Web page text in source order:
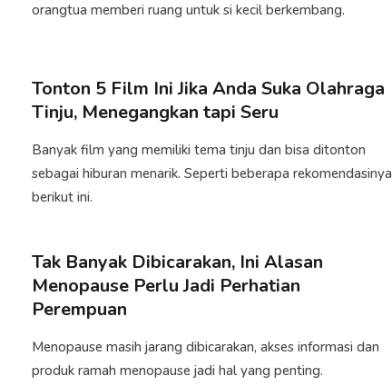
orangtua memberi ruang untuk si kecil berkembang.
Tonton 5 Film Ini Jika Anda Suka Olahraga
Tinju, Menegangkan tapi Seru
Banyak film yang memiliki tema tinju dan bisa ditonton
sebagai hiburan menarik. Seperti beberapa rekomendasinya
berikut ini.
Tak Banyak Dibicarakan, Ini Alasan
Menopause Perlu Jadi Perhatian
Perempuan
Menopause masih jarang dibicarakan, akses informasi dan
produk ramah menopause jadi hal yang penting.